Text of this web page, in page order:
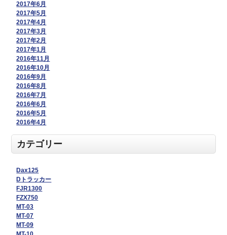
2017年6月
2017年5月
2017年4月
2017年3月
2017年2月
2017年1月
2016年11月
2016年10月
2016年9月
2016年8月
2016年7月
2016年6月
2016年5月
2016年4月
カテゴリー
Dax125
Dトラッカー
FJR1300
FZX750
MT-03
MT-07
MT-09